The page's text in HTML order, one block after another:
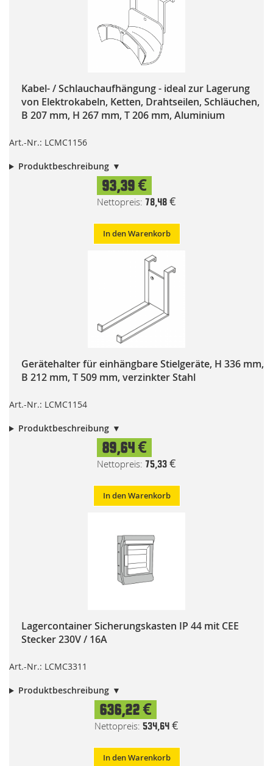
Kabel- / Schlauchaufhängung - ideal zur Lagerung
von Elektrokabeln, Ketten, Drahtseilen, Schläuchen,
B 207 mm, H 267 mm, T 206 mm, Aluminium
Art.-Nr.: LCMC1156
Produktbeschreibung
93,39 €
78,48 €
In den Warenkorb
Gerätehalter für einhängbare Stielgeräte, H 336 mm,
B 212 mm, T 509 mm, verzinkter Stahl
Art.-Nr.: LCMC1154
Produktbeschreibung
89,64 €
75,33 €
In den Warenkorb
Lagercontainer Sicherungskasten IP 44 mit CEE
Stecker 230V / 16A
Art.-Nr.: LCMC3311
Produktbeschreibung
636,22 €
534,64 €
In den Warenkorb